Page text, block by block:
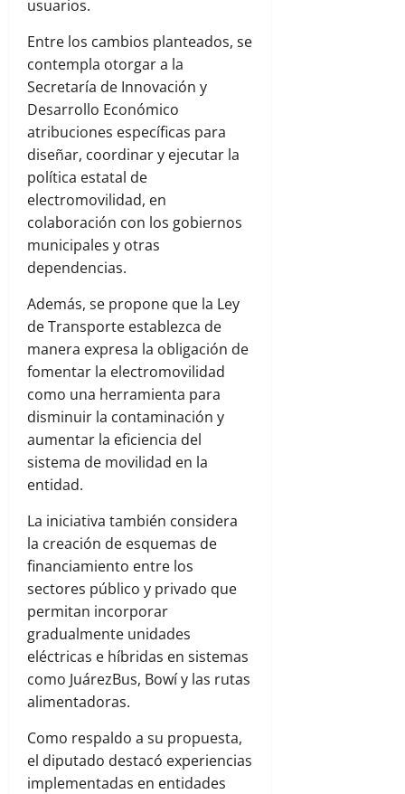
usuarios.
Entre los cambios planteados, se
contempla otorgar a la
Secretaría de Innovación y
Desarrollo Económico
atribuciones específicas para
diseñar, coordinar y ejecutar la
política estatal de
electromovilidad, en
colaboración con los gobiernos
municipales y otras
dependencias.
Además, se propone que la Ley
de Transporte establezca de
manera expresa la obligación de
fomentar la electromovilidad
como una herramienta para
disminuir la contaminación y
aumentar la eficiencia del
sistema de movilidad en la
entidad.
La iniciativa también considera
la creación de esquemas de
financiamiento entre los
sectores público y privado que
permitan incorporar
gradualmente unidades
eléctricas e híbridas en sistemas
como JuárezBus, Bowí y las rutas
alimentadoras.
Como respaldo a su propuesta,
el diputado destacó experiencias
implementadas en entidades